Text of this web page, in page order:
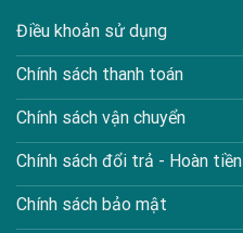
Điều khoản sử dụng
Chính sách thanh toán
Chính sách vận chuyển
Chính sách đổi trả - Hoàn tiền
Chính sách bảo mật